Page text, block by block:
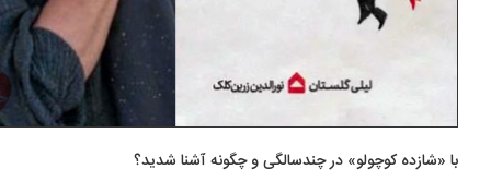
«شازده کوچولو» در چند‌سالگی و چگونه آشنا شدید؟